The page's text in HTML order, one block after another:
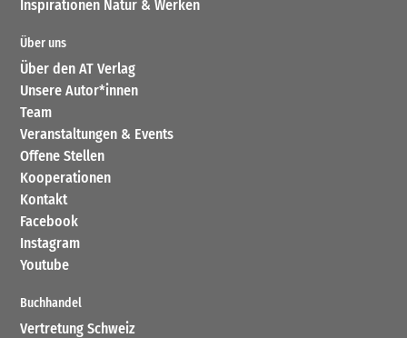
Inspirationen Natur & Werken
Über uns
Über den AT Verlag
Unsere Autor*innen
Team
Veranstaltungen & Events
Offene Stellen
Kooperationen
Kontakt
Facebook
Instagram
Youtube
Buchhandel
Vertretung Schweiz